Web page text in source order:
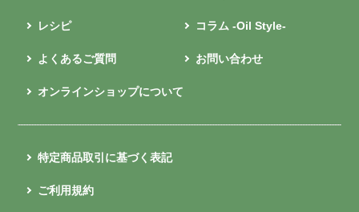
レシピ コラム -Oil Style-
よくあるご質問 お問い合わせ
オンラインショップについて
特定商品取引に基づく表記
ご利用規約